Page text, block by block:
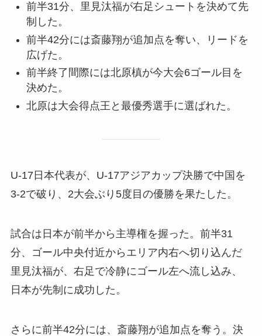
前半31分、里見汰福が右足シュートを決めて先
制した。
前半42分には斎藤翔が追加点を奪い、リードを
広げた。
前半終了間際には北原槙が今大会6ゴール目を
決めた。
北原は大会得点王と最優秀選手に選ばれた。
U-17日本代表が、U-17アジアカップ決勝で中国を
3-2で破り、2大会ぶり5度目の優勝を果たした。
試合は日本が前半から主導権を握った。前半31
分、ゴール中央付近からエリア内右へ切り込んだ
里見汰福が、右足で冷静にゴール左へ流し込み、
日本が先制に成功した。
さらに前半42分には、斎藤翔が追加点を奪う。決